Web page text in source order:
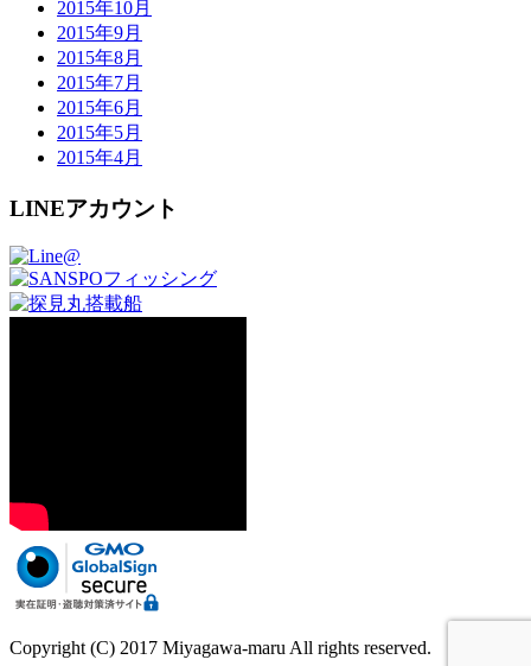
2015年10月
2015年9月
2015年8月
2015年7月
2015年6月
2015年5月
2015年4月
LINEアカウント
Copyright (C) 2017 Miyagawa-maru All rights reserved.